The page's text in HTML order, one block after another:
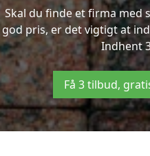
Skal du finde et firma med
god pris, er det vigtigt at
Indhent
Få 3 tilbud,